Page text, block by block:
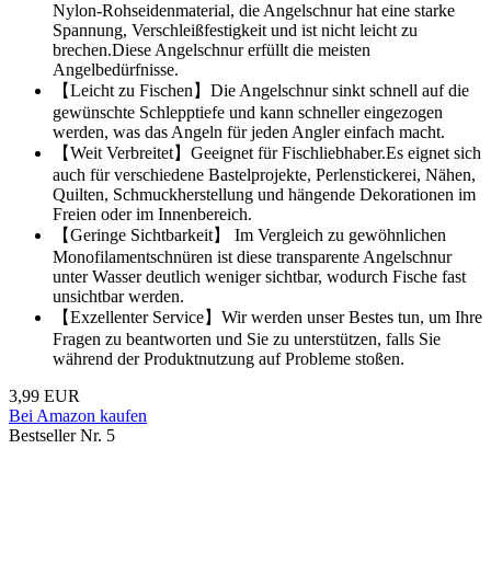
Nylon-Rohseidenmaterial, die Angelschnur hat eine starke
Spannung, Verschleißfestigkeit und ist nicht leicht zu
brechen.Diese Angelschnur erfüllt die meisten
Angelbedürfnisse.
【Leicht zu Fischen】Die Angelschnur sinkt schnell auf die
gewünschte Schlepptiefe und kann schneller eingezogen
werden, was das Angeln für jeden Angler einfach macht.
【Weit Verbreitet】Geeignet für Fischliebhaber.Es eignet sich
auch für verschiedene Bastelprojekte, Perlenstickerei, Nähen,
Quilten, Schmuckherstellung und hängende Dekorationen im
Freien oder im Innenbereich.
【Geringe Sichtbarkeit】 Im Vergleich zu gewöhnlichen
Monofilamentschnüren ist diese transparente Angelschnur
unter Wasser deutlich weniger sichtbar, wodurch Fische fast
unsichtbar werden.
【Exzellenter Service】Wir werden unser Bestes tun, um Ihre
Fragen zu beantworten und Sie zu unterstützen, falls Sie
während der Produktnutzung auf Probleme stoßen.
3,99 EUR
Bei Amazon kaufen
Bestseller Nr. 5